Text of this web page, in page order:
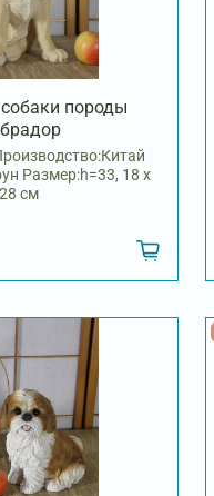
породы
Размер:h=33, 18 х
28 см